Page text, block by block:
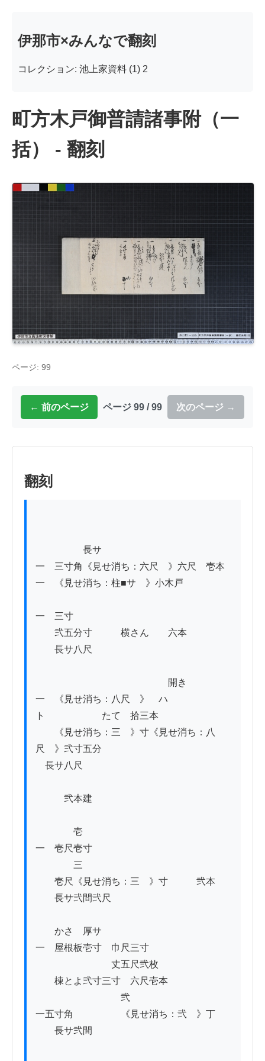
伊那市×みんなで翻刻
コレクション: 池上家資料 (1) 2
町方木戸御普請諸事附（一
括） - 翻刻
ページ: 99
← 前のページ ページ 99 / 99 次のページ →
翻刻
長サ
一　三寸角《見せ消ち：六尺　》六尺　壱本
一　《見せ消ち：柱■サ　》小木戸
一　三寸
弐五分寸　　　横さん　　六本
長サ八尺
開き
一　《見せ消ち：八尺　》　ハ
ト　　　　　　たて　拾三本
《見せ消ち：三　》寸《見せ消ち：八
尺　》弐寸五分
長サ八尺
弐本建
壱
一　壱尺壱寸
三
壱尺《見せ消ち：三　》寸　　　弐本
長サ弐間弐尺
かさ　厚サ
一　屋根板壱寸　巾尺三寸
丈五尺弐枚
棟とよ弐寸三寸　六尺壱本
弐
一五寸角　　　　　《見せ消ち：弐　》丁
長サ弐間